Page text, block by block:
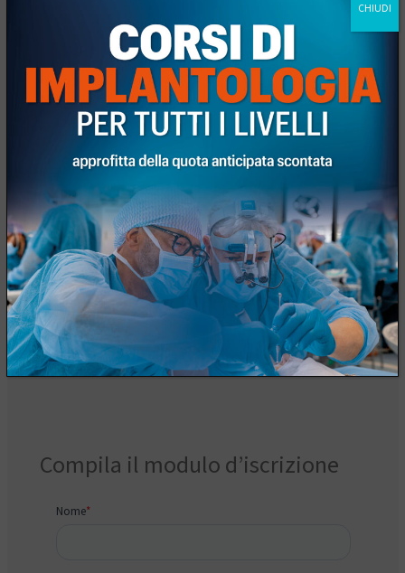
Ticket Silver, Gold o Platinum
Scarica la brochure
Richiedi informazione
Compila il modulo d’iscrizione
CHIUDI